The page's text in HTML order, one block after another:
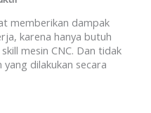
memberikan dampak
karena hanya butuh
mesin CNC. Dan tidak
dilakukan secara